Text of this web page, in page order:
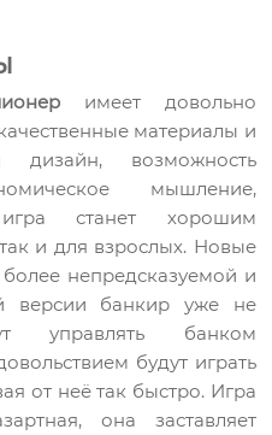
имеет довольно
материалы и
дизайн, возможность
мышление,
игра станет хорошим
и для взрослых. Новые
непредсказуемой и
версии банкир уже не
управлять банком
будут играть
от неё так быстро. Игра
она заставляет